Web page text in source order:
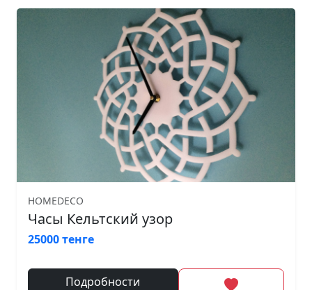
HOMEDECO
Часы Кельтский узор
25000 тенге
Подробности